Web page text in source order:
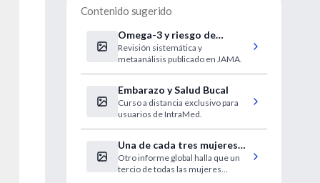
Contenido sugerido
Omega-3 y riesgo de
eventos cardiovasculares
mayores
Revisión sistemática y
metaanálisis publicado en JAMA.
Embarazo y Salud Bucal
Curso a distancia exclusivo para
usuarios de IntraMed.
Una de cada tres mujeres
sufre de abuso de parte de
su pareja
Otro informe global halla que un
tercio de todas las mujeres